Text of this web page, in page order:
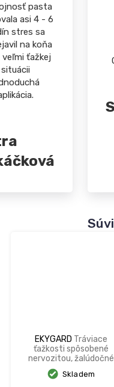
EKYGARD Tráviace
ťažkosti spôsobené
nervozitou, žalúdočné
vredy, tráviace ťažkosti
Skladem
pasta
asi 4 - 6
stres sa
na koňa
veľmi ťažkej
situácii